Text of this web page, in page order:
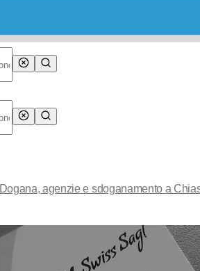
Dogana, agenzie e sdoganamento a